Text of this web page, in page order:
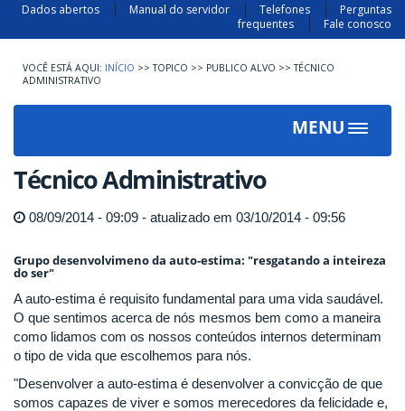
Dados abertos Manual do servidor Telefones
Perguntas
frequentes
Fale conosco
INÍCIO >> TOPICO >> PUBLICO ALVO >> TÉCNICO
ADMINISTRATIVO
MENU
Toggle
Técnico Administrativo
08/09/2014 - 09:09 - atualizado em 03/10/2014 - 09:56
Grupo desenvolvimeno da auto-estima: "resgatando a inteireza
do ser"
A auto-estima é requisito fundamental para uma vida saudável.
O que sentimos acerca de nós mesmos bem como a maneira
como lidamos com os nossos conteúdos internos determinam
o tipo de vida que escolhemos para nós.
"Desenvolver a auto-estima é desenvolver a convicção de que
somos capazes de viver e somos merecedores da felicidade e,